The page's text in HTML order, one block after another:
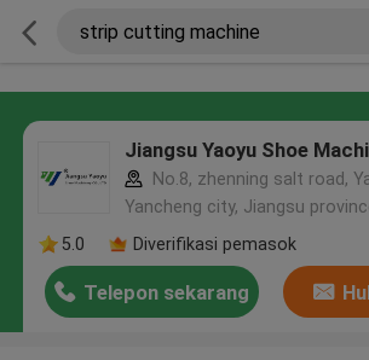
Jiangsu Yaoyu Shoe
No.8, zhenning salt road,
Yancheng city, Jiangsu
5.0
Diverifikasi pemasok
Telepon sekarang